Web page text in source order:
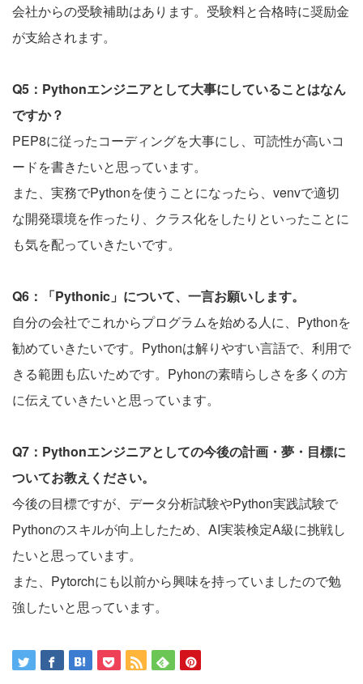
会社からの受験補助はあります。受験料と合格時に奨励金
が支給されます。
Q5：Pythonエンジニアとして大事にしていることはなん
ですか？
PEP8に従ったコーディングを大事にし、可読性が高いコ
ードを書きたいと思っています。
また、実務でPythonを使うことになったら、venvで適切
な開発環境を作ったり、クラス化をしたりといったことに
も気を配っていきたいです。
Q6：「Pythonic」について、一言お願いします。
自分の会社でこれからプログラムを始める人に、Pythonを
勧めていきたいです。Pythonは解りやすい言語で、利用で
きる範囲も広いためです。Pyhonの素晴らしさを多くの方
に伝えていきたいと思っています。
Q7：Pythonエンジニアとしての今後の計画・夢・目標に
ついてお教えください。
今後の目標ですが、データ分析試験やPython実践試験で
Pythonのスキルが向上したため、AI実装検定A級に挑戦し
たいと思っています。
また、Pytorchにも以前から興味を持っていましたので勉
強したいと思っています。